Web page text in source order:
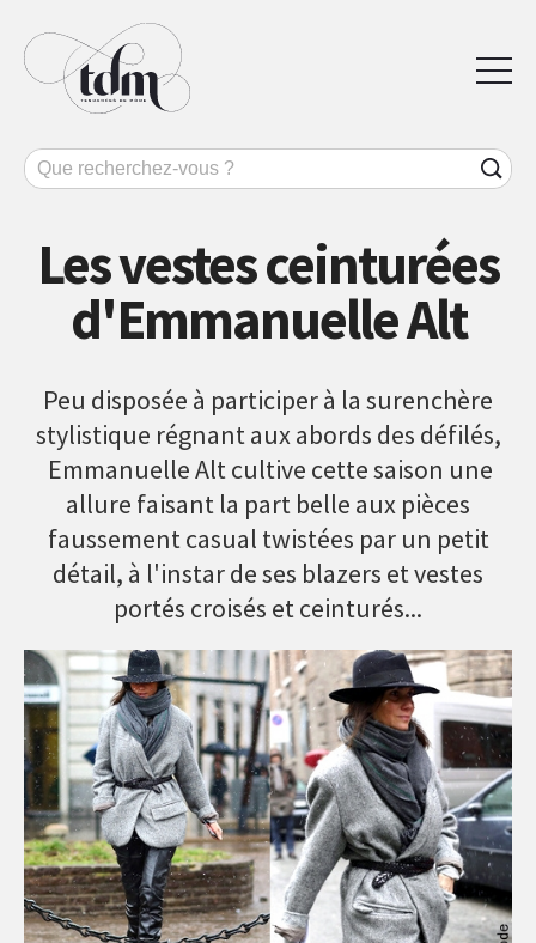
Les vestes ceinturées
d'Emmanuelle Alt
Peu disposée à participer à la surenchère
stylistique régnant aux abords des défilés,
Emmanuelle Alt cultive cette saison une
allure faisant la part belle aux pièces
faussement casual twistées par un petit
détail, à l'instar de ses blazers et vestes
portés croisés et ceinturés...